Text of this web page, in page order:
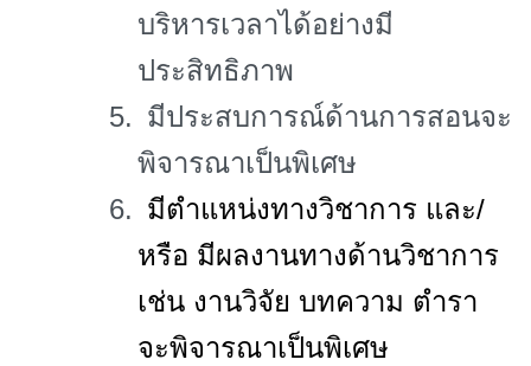
บริหารเวลาได้อย่างมี
ประสิทธิภาพ
5. มีประสบการณ์ด้านการสอนจะ
พิจารณาเป็นพิเศษ
6. มีตำแหน่งทางวิชาการ และ/
หรือ มีผลงานทางด้านวิชาการ
เช่น งานวิจัย บทความ ตำรา
จะพิจารณาเป็นพิเศษ